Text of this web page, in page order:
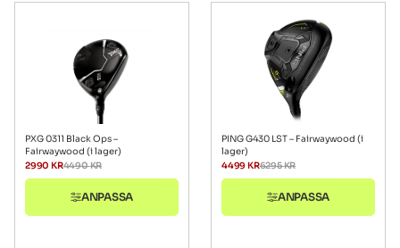
PXG 0311 Black Ops –
Fairwaywood (i lager)
4490KR
2990 KR
ANPASSA
PING G430 LST – Fairwaywood (i
lager)
6295KR
4499 KR
ANPASSA